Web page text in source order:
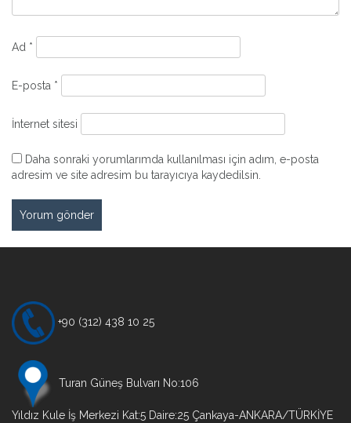
Ad *
E-posta *
İnternet sitesi
Daha sonraki yorumlarımda kullanılması için adım, e-posta
adresim ve site adresim bu tarayıcıya kaydedilsin.
+90 (312) 438 10 25
Turan Güneş Bulvarı No:106
Yıldız Kule İş Merkezi Kat:5 Daire:25 Çankaya-ANKARA/TÜRKİYE